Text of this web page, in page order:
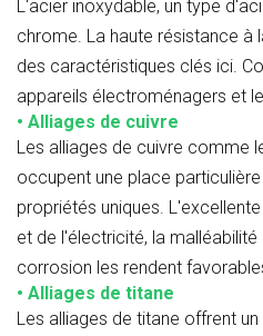
L'acier inoxydable, un type
chrome. La haute résistance à
des caractéristiques clés ici.
appareils électroménagers et
• Alliages de cuivre
Les alliages de cuivre comme
occupent une place
propriétés uniques.
et de l'électricité, la
corrosion les rendent
• Alliages de titane
Les alliages de titane offrent